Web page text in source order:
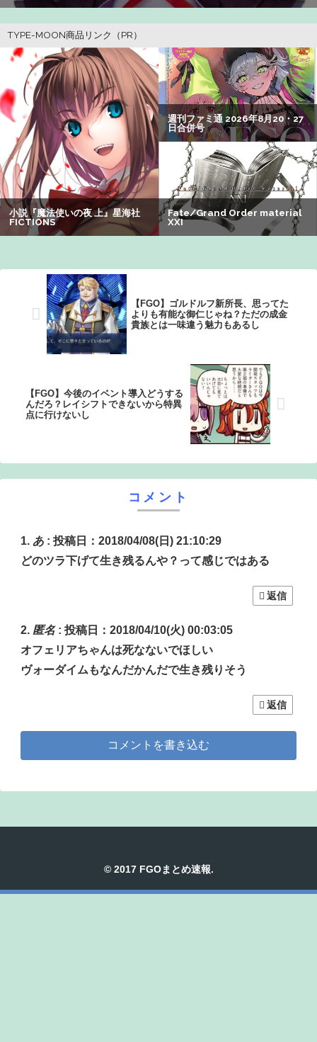
ｗｗｗ
【画像】美人すぎる女医、ガチで見つかる。めちゃくちゃ
いいべｗｗｗｗ ：26/08/04のニュース
夫さん、妻に「天井のシミ数えてれば終わるでな」と押し
倒されて性行為 → 凄いことになるｗｗｗｗｗ
【朗報】アマガミの棚町薫さん、最新絵でめっちゃ可愛く
なる：26/08/03のニュース
【動画】福岡の電車、複数の駅で「チンポッ」というアナ
ウンスが流れ大騒ぎwwwwwwwww
可愛すぎるおむすび屋さん（28）、新店舗に4000万円クラ
【謎】アキバが夜のお店だらけになってしまった理由、誰
にも分からないｗｗｗｗ：26/08/08のニュース
【FGO】ゴルドルフ新所長、思ってた
よりも有能な御仁じゃね？ただの成金
貴族とは一味違う魅力もあるし
【FGO】今後のイベント導入どうする
んだろ？レイシフトできないから特異
点に行けないし
コメント
あ : 投稿日：2018/04/08(日) 21:10:29
どのツラ下げて生き残るんや？って感じではある
返信
匿名: 投稿日：2018/04/10(火) 00:03:05
オフェリアちゃんは死なないでほしい
ヴォーダイムもなんだかんだで生き残りそう
返信
コメントを書き込む
© 2017 FGOまとめ速報.